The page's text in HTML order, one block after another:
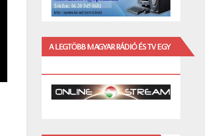
A LEGTÖBB MAGYAR RÁDIÓ ÉS TV EGY